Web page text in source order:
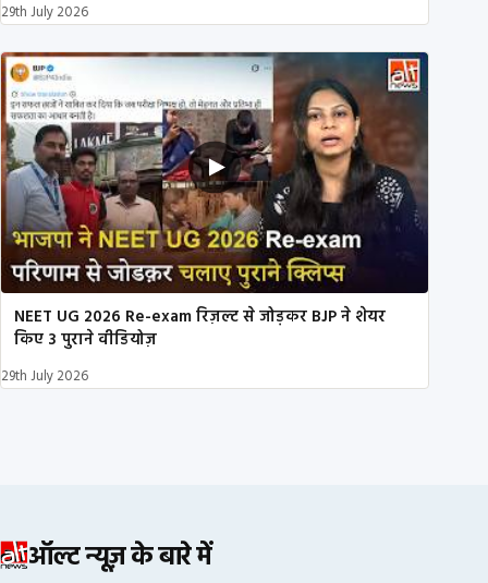
29th July 2026
NEET UG 2026 Re-exam रिज़ल्ट से जोड़कर BJP ने शेयर
किए 3 पुराने वीडियोज़
29th July 2026
ऑल्ट न्यूज़ के बारे में